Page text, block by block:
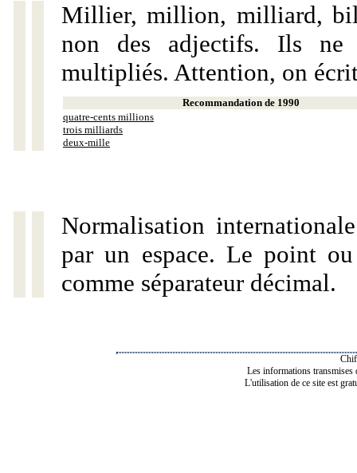
Millier, million, milliard,
non des adjectifs. Ils ne
multipliés. Attention, on
Recommandation de 1990
quatre-cents millions
trois milliards
deux-mille
Normalisation
par un espace. Le point
comme séparateur décimal.
Les informations transmises
L'utilisation de ce site est